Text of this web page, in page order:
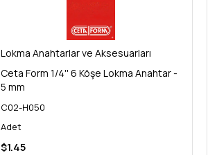
Lokma Anahtarlar ve Aksesuarları
Ceta Form 1/4'' 6 Köşe Lokma Anahtar -
5 mm
C02-H050
Adet
$1.45